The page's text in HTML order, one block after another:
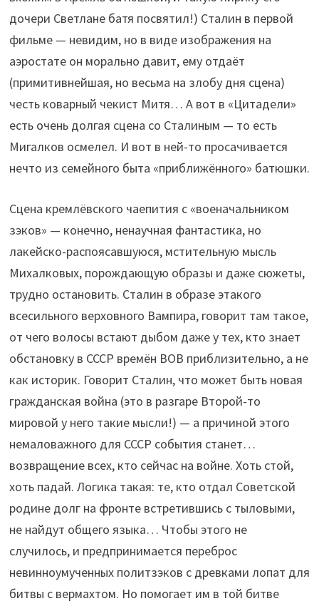
дочери Светлане батя посвятил!) Сталин в первой
фильме — невидим, но в виде изображения на
аэростате он морально давит, ему отдаёт
(примитивнейшая, но весьма на злобу дня сцена)
честь коварный чекист Митя… А вот в «Цитадели»
есть очень долгая сцена со Сталиным — то есть
Мигалков осмелел. И вот в ней-то просачивается
нечто из семейного быта «приближённого» батюшки.
Сцена кремлёвского чаепития с «военачальником
зэков» — конечно, ненаучная фантастика, но
лакейско-распоясавшуюся, мстительную мысль
Михалковых, порождающую образы и даже сюжеты,
трудно остановить. Сталин в образе этакого
всесильного верховного Вампира, говорит там такое,
от чего волосы встают дыбом даже у тех, кто знает
обстановку в СССР времён ВОВ приблизительно, а не
как историк. Говорит Сталин, что может быть новая
гражданская война (это в разгаре Второй-то
мировой у него такие мысли!) — а причиной этого
немаловажного для СССР события станет…
возвращение всех, кто сейчас на войне. Хоть стой,
хоть падай. Логика такая: те, кто отдал Советской
родине долг на фронте встретившись с тыловыми,
не найдут общего языка… Чтобы этого не
случилось, и предпринимается переброс
невинноумученных политзэков с древками лопат для
битвы с вермахтом. Но помогает им в той битве